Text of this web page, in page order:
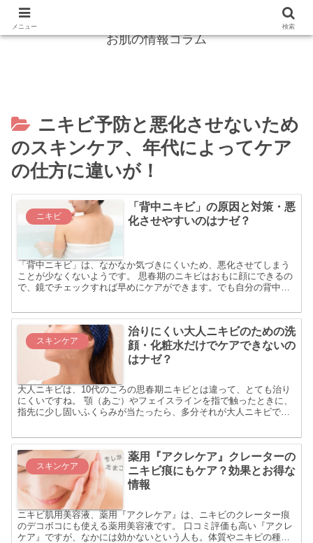
お肌の情報コラム
ニキビ予防と悪化させないため
のスキンケア、年代によってケア
の仕方に違いが！
ニキビ
「背中ニキビ」の原因と対策・悪
化させやすいのはナゼ？
「背中ニキビ」は、なかなか気づきにくいため、悪化させてしまう
ことが少なくないようです。 思春期のニキビはおもに顔にできるの
で、鏡でチェックすれば早めにケアができます。でも自分の背中を
スキンケア
治りにくい大人ニキビのための洗
顔・化粧水だけでケアできないの
はナゼ？
大人ニキビは、10代のころの思春期ニキビとは違って、とても治り
にくいですね。 顎（あご）やフェイスラインを指で触ったときに、
指先に少し固いふくらみが当たったら、多分それが大人ニキビで
スキンケア
薬用『アクレケア』クレーターの
ニキビ痕にもケア？効果とお得な
情報
ニキビ肌用美容液、薬用『アクレケア』は、ニキビのクレーター痕
のデコボコにも使える薬用美容液です。 口コミ評価も高い『アクレ
ケア』ですが、なかには効かないという人も。体質やニキビの種類
メニュー 検索